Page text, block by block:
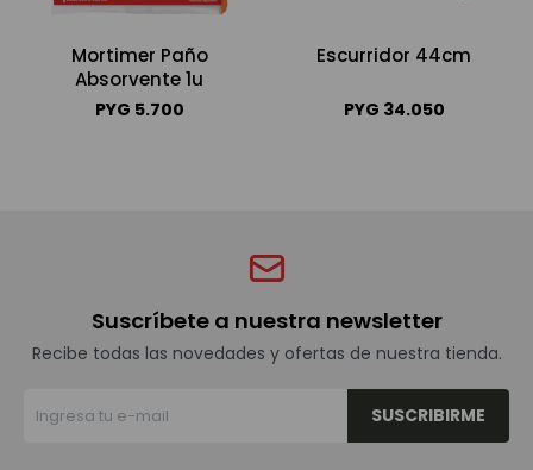
Mortimer Paño
Absorvente 1u
PYG 5.700
Escurridor 44cm
PYG 34.050
Suscríbete a nuestra newsletter
Recibe todas las novedades y ofertas de nuestra tienda.
SUSCRIBIRME